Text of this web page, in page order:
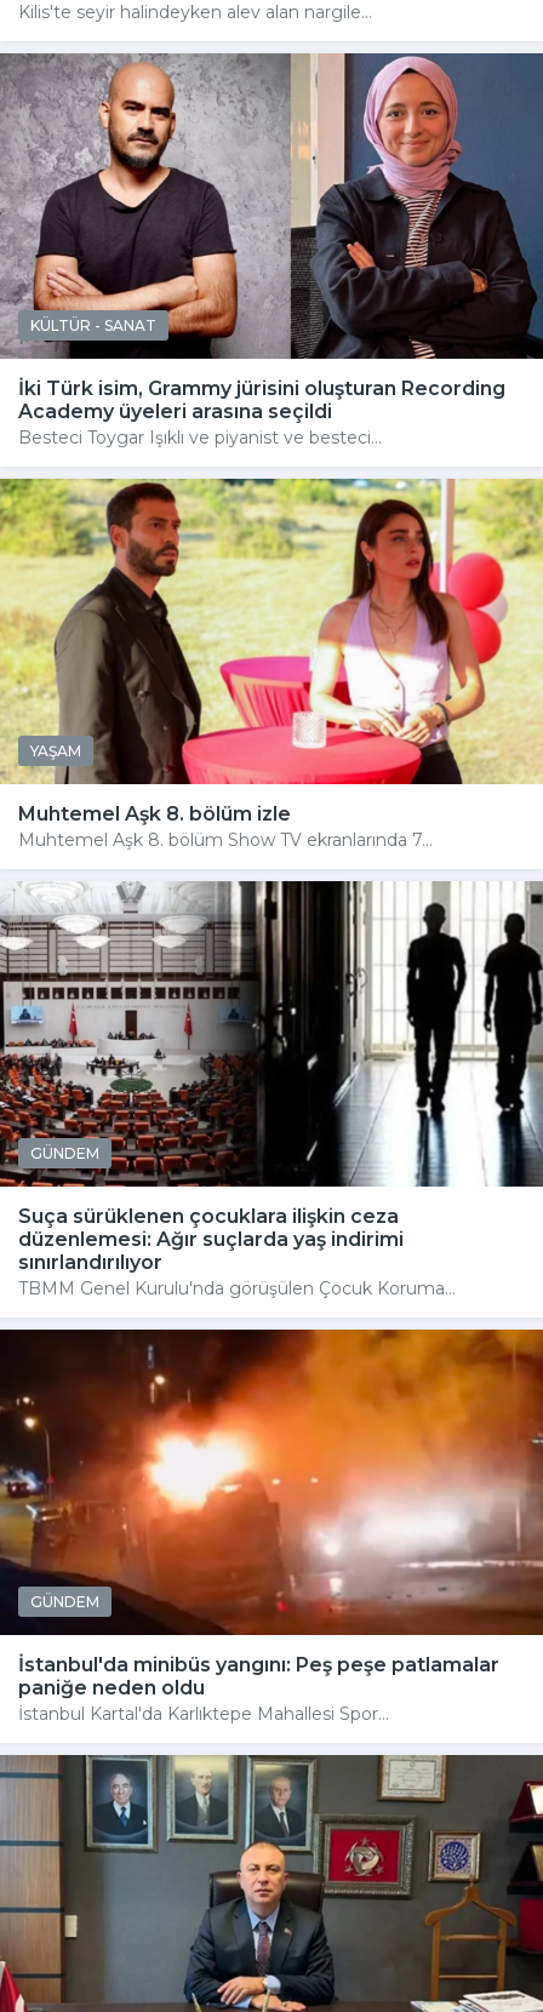
Kilis'te seyir halindeyken alev alan nargile...
KÜLTÜR - SANAT
İki Türk isim, Grammy jürisini oluşturan Recording
Academy üyeleri arasına seçildi
Besteci Toygar Işıklı ve piyanist ve besteci...
YAŞAM
Muhtemel Aşk 8. bölüm izle
Muhtemel Aşk 8. bölüm Show TV ekranlarında 7...
GÜNDEM
Suça sürüklenen çocuklara ilişkin ceza
düzenlemesi: Ağır suçlarda yaş indirimi
sınırlandırılıyor
TBMM Genel Kurulu'nda görüşülen Çocuk Koruma...
GÜNDEM
İstanbul'da minibüs yangını: Peş peşe patlamalar
paniğe neden oldu
İstanbul Kartal'da Karlıktepe Mahallesi Spor...